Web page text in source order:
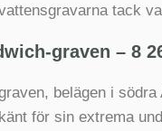
tack
graven – 8
belägen i
för sin extrema